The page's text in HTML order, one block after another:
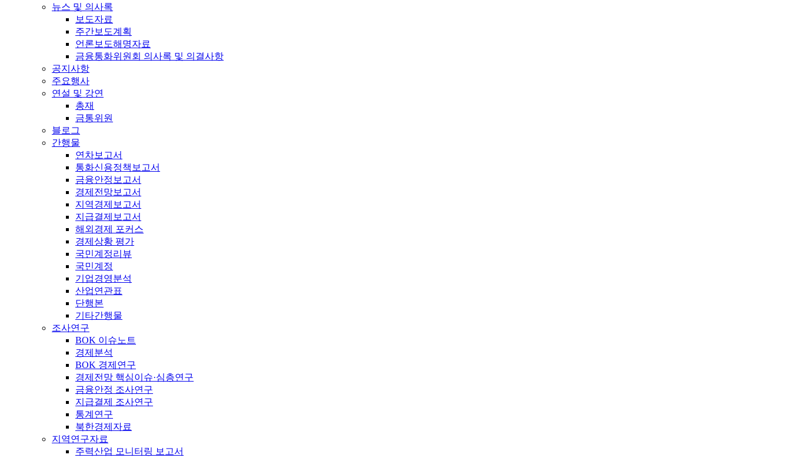
뉴스 및 의사록
보도자료
주간보도계획
언론보도해명자료
금융통화위원회 의사록 및 의결사항
공지사항
주요행사
연설 및 강연
총재
금통위원
블로그
간행물
연차보고서
통화신용정책보고서
금융안정보고서
경제전망보고서
지역경제보고서
지급결제보고서
해외경제 포커스
경제상황 평가
국민계정리뷰
국민계정
기업경영분석
산업연관표
단행본
기타간행물
조사연구
BOK 이슈노트
경제분석
BOK 경제연구
경제전망 핵심이슈·심층연구
금융안정 조사연구
지급결제 조사연구
통계연구
북한경제자료
지역연구자료
주력산업 모니터링 보고서